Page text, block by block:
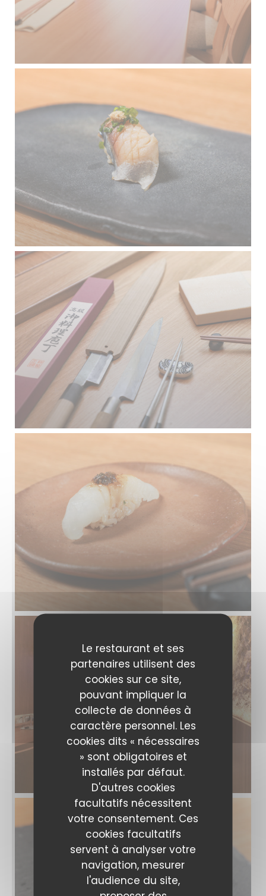
Le restaurant et ses
partenaires utilisent des
cookies sur ce site,
pouvant impliquer la
collecte de données à
caractère personnel. Les
cookies dits « nécessaires
» sont obligatoires et
installés par défaut.
D'autres cookies
facultatifs nécessitent
votre consentement. Ces
cookies facultatifs
servent à analyser votre
navigation, mesurer
l'audience du site,